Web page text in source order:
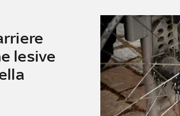
lesive